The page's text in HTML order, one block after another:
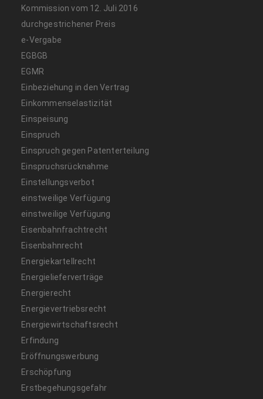
Kommission vom 12. Juli 2016
durchgestrichener Preis
e-Vergabe
EGBGB
EGMR
Einbeziehung in den Vertrag
Einkommenselastizität
Einspeisung
Einspruch
Einspruch gegen Patenterteilung
Einspruchsrücknahme
Einstellungsverbot
einstweilige Verfügung
einstweilige Verfügung
Eisenbahnfrachtrecht
Eisenbahnrecht
Energiekartellrecht
Energielieferverträge
Energierecht
Energievertriebsrecht
Energiewirtschaftsrecht
Erfindung
Eröffnungswerbung
Erschöpfung
Erstbegehungsgefahr